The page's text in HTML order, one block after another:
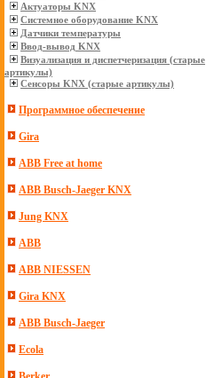
Актуаторы KNX
Системное оборудование KNX
Датчики температуры
Ввод-вывод KNX
Визуализация и диспетчеризация (старые
артикулы)
Сенсоры KNX (старые артикулы)
Программное обеспечение
Gira
ABB Free at home
ABB Busch-Jaeger KNX
Jung KNX
ABB
ABB NIESSEN
Gira KNX
ABB Busch-Jaeger
Ecola